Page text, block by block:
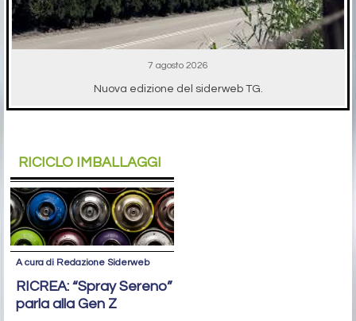
7 agosto 2026
Nuova edizione del siderweb TG.
RICICLO IMBALLAGGI
A cura di Redazione Siderweb
RICREA: “Spray Sereno”
parla alla Gen Z